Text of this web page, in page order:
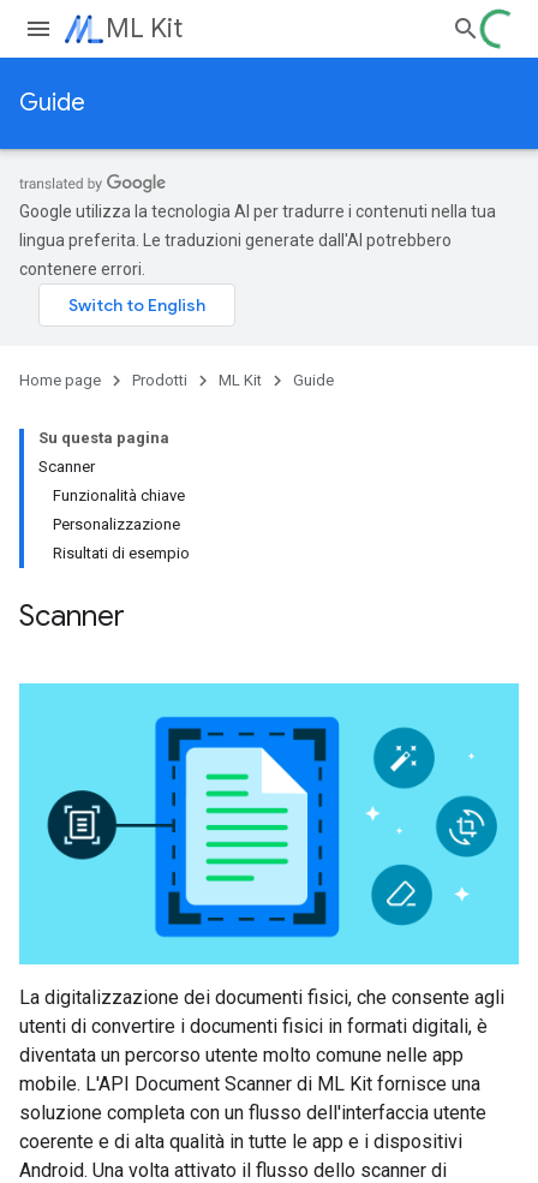
ML Kit
Guide
Google utilizza la tecnologia AI per tradurre i contenuti nella tua
lingua preferita. Le traduzioni generate dall'AI potrebbero
contenere errori.
Home page Prodotti ML Kit Guide
Su questa pagina
Scanner
Funzionalità chiave
Personalizzazione
Risultati di esempio
Scanner
La digitalizzazione dei documenti fisici, che consente agli
utenti di convertire i documenti fisici in formati digitali, è
diventata un percorso utente molto comune nelle app
mobile. L'API Document Scanner di ML Kit fornisce una
soluzione completa con un flusso dell'interfaccia utente
coerente e di alta qualità in tutte le app e i dispositivi
Android. Una volta attivato il flusso dello scanner di